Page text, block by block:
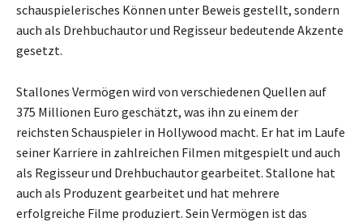
schauspielerisches Können unter Beweis gestellt, sondern
auch als Drehbuchautor und Regisseur bedeutende Akzente
gesetzt.
Stallones Vermögen wird von verschiedenen Quellen auf
375 Millionen Euro geschätzt, was ihn zu einem der
reichsten Schauspieler in Hollywood macht. Er hat im Laufe
seiner Karriere in zahlreichen Filmen mitgespielt und auch
als Regisseur und Drehbuchautor gearbeitet. Stallone hat
auch als Produzent gearbeitet und hat mehrere
erfolgreiche Filme produziert. Sein Vermögen ist das